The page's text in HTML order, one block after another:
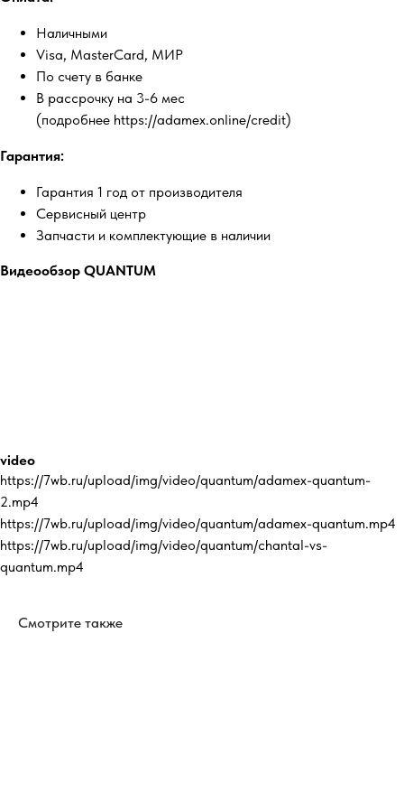
Наличными
Visa, MasterCard, МИР
По счету в банке
В рассрочку на 3-6 мес
(подробнее https://adamex.online/credit)
Гарантия:
Гарантия 1 год от производителя
Сервисный центр
Запчасти и комплектующие в наличии
Видеообзор QUANTUM
video
https://7wb.ru/upload/img/video/quantum/adamex-quantum-
2.mp4
https://7wb.ru/upload/img/video/quantum/adamex-quantum.mp4
https://7wb.ru/upload/img/video/quantum/chantal-vs-
quantum.mp4
Смотрите также